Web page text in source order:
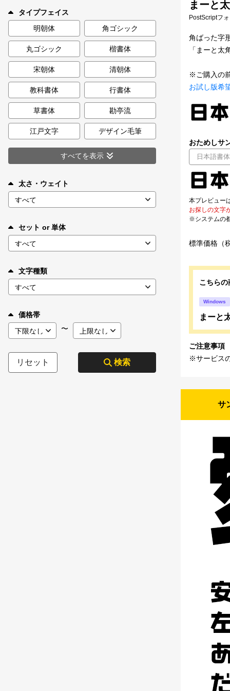
カート 0
マイページ
お気に入り
ご利用ガイド
お問い合わせ
タイプフェイス
明朝体
角ゴシック
丸ゴシック 楷書体
宋朝体 清朝体
教科書体 行書体
草書体 勘亭流
江戸文字 デザイン毛筆
すべてを表示
太さ・ウェイト
セット or 単体
文字種類
価格帯
〜
リセット 検索
まーと
PostScriptフ
角ばった字
「まーと
※ご購入の
お試し版希
おためしサ
本プレビュー
お探しの文字
※システムの
標準価格（
こちら
Windows
まーと
ご注意事項
※サービス
サ